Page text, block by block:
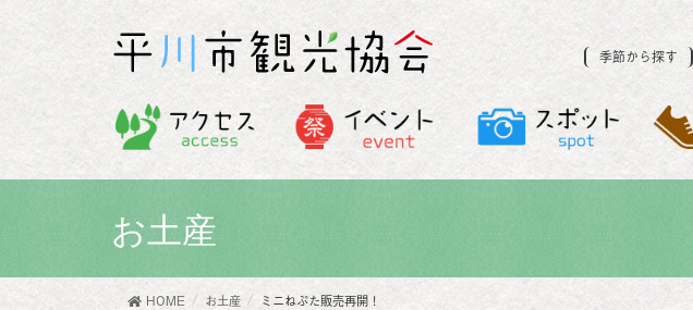
季節から探す
お土産
HOME お土産 ミニねぷた販売再開！